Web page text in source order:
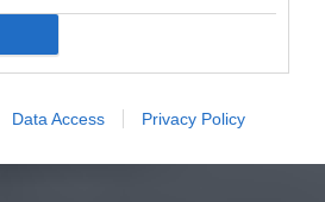
Data Access Privacy Policy